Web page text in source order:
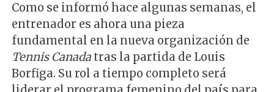
Como se informó hace algunas semanas, el
entrenador es ahora una pieza
fundamental en la nueva organización de
Tennis Canadatras la partida de Louis
Borfiga. Su rol a tiempo completo será